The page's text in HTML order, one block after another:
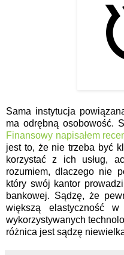
Sama instytucja
ma odrębną osobowość.
Finansowy napisałem
jest to, że nie trzeba być
korzystać z ich usług,
rozumiem, dlaczego nie
który swój kantor
bankowej. Sądzę, że
większą elastyczność
wykorzystywanych
różnica jest sądzę